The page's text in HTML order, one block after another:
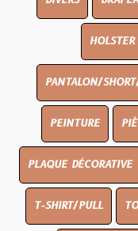
HOLSTER
PANTALON/
PEINTURE
PLAQUE DÉCORATIVE
T-SHIRT/PULL